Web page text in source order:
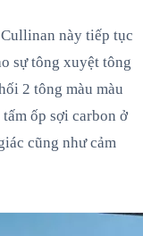
này tiếp tục
sự tông xuyệt tông
2 tông màu màu
ốp sợi carbon ở
cũng như cảm